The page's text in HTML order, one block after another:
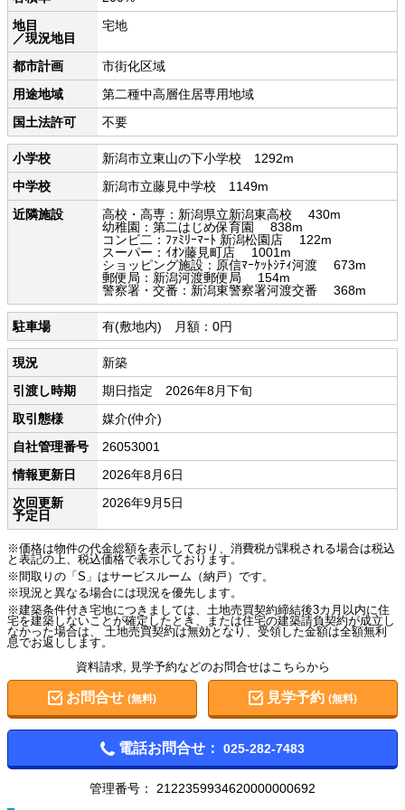
地目
／現況地目
宅地
都市計画
市街化区域
用途地域
第二種中高層住居専用地域
国土法許可
不要
小学校
新潟市立東山の下小学校 1292m
中学校
新潟市立藤見中学校 1149m
近隣施設
高校・高専：新潟県立新潟東高校 430m
幼稚園：第二はじめ保育園 838m
コンビ二：ﾌｧﾐﾘｰﾏｰﾄ 新潟松園店 122m
スーパー：ｲｵﾝ藤見町店 1001m
ショッピング施設：原信ﾏｰｹｯﾄｼﾃｨ河渡 673m
郵便局：新潟河渡郵便局 154m
警察署・交番：新潟東警察署河渡交番 368m
駐車場 有(敷地内) 月額：0円
現況
新築
引渡し時期
期日指定 2026年8月下旬
取引態様
媒介(仲介)
自社管理番号
26053001
情報更新日
2026年8月6日
次回更新
予定日
2026年9月5日
※価格は物件の代金総額を表示しており、消費税が課税される場合は税込
と表記の上、税込価格で表示しております。
※間取りの「S」はサービスルーム（納戸）です。
※現況と異なる場合には現況を優先します。
※建築条件付き宅地につきましては、土地売買契約締結後3カ月以内に住
宅を建築しないことが確定したとき、または住宅の建築請負契約が成立し
なかった場合は、 土地売買契約は無効となり、受領した金額は全額無利
息でお返しします。
資料請求, 見学予約などのお問合せはこちらから
お問合せ (無料) 見学予約(無料)
電話お問合せ： 025-282-7483
管理番号： 2122359934620000000692